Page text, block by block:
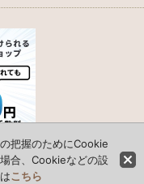
Co., Ltd.
把握のためにCookie
合、Cookieなどの設
こちら